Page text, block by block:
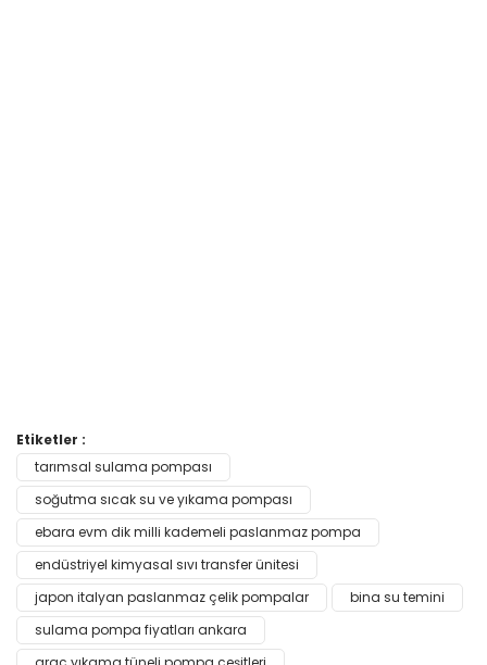
Bu ürüne ilk yorumu siz yapın!
Yorum Yaz
Bu ürünün fiyat bilgisi, resim, ürün açıklamalarında ve diğer
konularda yetersiz gördüğünüz noktaları öneri formunu
kullanarak tarafımıza iletebilirsiniz.
Görüş ve önerileriniz için teşekkür ederiz.
Ürün resmi kalitesiz, bozuk veya görüntülenemiyor.
Ürün açıklamasında eksik bilgiler bulunuyor.
Ürün bilgilerinde hatalar bulunuyor.
Ürün fiyatı diğer sitelerden daha pahalı.
Etiketler :
tarımsal sulama pompası
soğutma sıcak su ve yıkama pompası
ebara evm dik milli kademeli paslanmaz pompa
endüstriyel kimyasal sıvı transfer ünitesi
japon italyan paslanmaz çelik pompalar
bina su temini
sulama pompa fiyatları ankara